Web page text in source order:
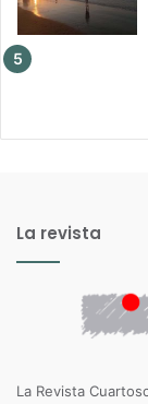
La revista
La Revista